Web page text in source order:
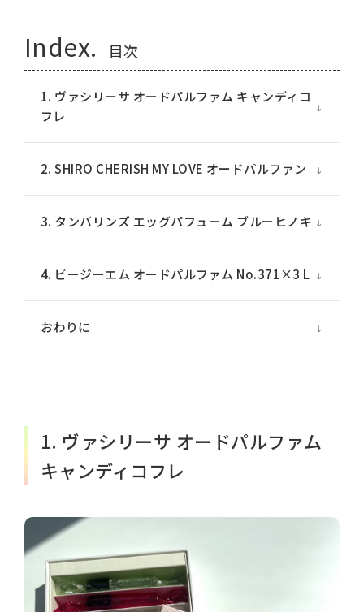
Index. 目次
1. ヴァシリーサ オードパルファム キャンディコ
フレ
2. SHIRO CHERISH MY LOVE オードパルファン
3. タンバリンズ エッグパフューム ブルーヒノキ
4. ビージーエム オードパルファム No.371×3 L
おわりに
1. ヴァシリーサ オードパルファム
キャンディコフレ